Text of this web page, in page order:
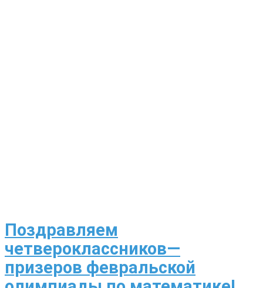
Поздравляем
четвероклассников—
призеров февральской